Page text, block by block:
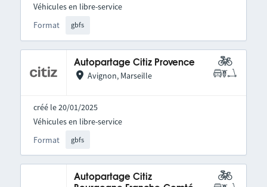
Format gbfs
Véhicules en libre-service
Autopartage Citiz Provence
Avignon, Marseille
créé le 20/01/2025
Format gbfs
Véhicules en libre-service
Autopartage Citiz